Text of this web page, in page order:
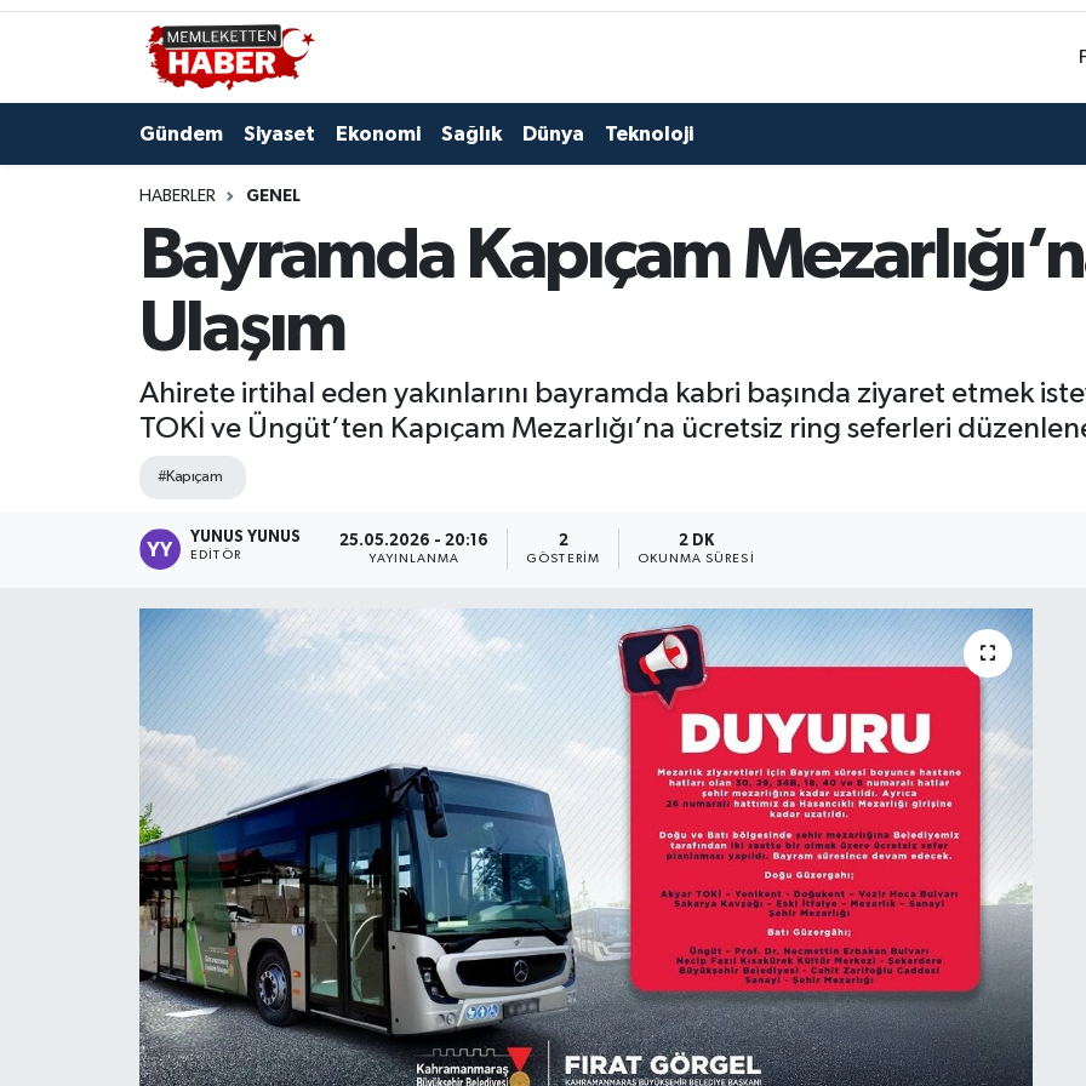
Gündem Siyaset Ekonomi Sağlık Dünya Teknoloji
HABERLER GENEL
Bayramda Kapıçam
Ulaşım
Ahirete irtihal eden yakınlarını bayramda kabri başında ziyaret etmek
TOKİ ve Üngüt’ten Kapıçam Mezarlığı’na ücretsiz ring seferleri
#Kapıçam
YUNUS YUNUS
EDITÖR
25.05.2026 - 20:16
YAYINLANMA
2
GÖSTERIM
2 DK
OKUNMA SÜRESI